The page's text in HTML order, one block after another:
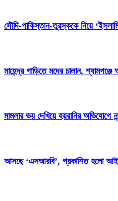
সৌদি-পাকিস্তান-তুরস্ককে নিয়ে
মাহেন্দ্র গাড়িতে মদের চালান,
মামলার ভয় দেখিয়ে হয়রানির অভিযোগে
আসছে ‘এসআরবি’, প্রকাশিত হলো